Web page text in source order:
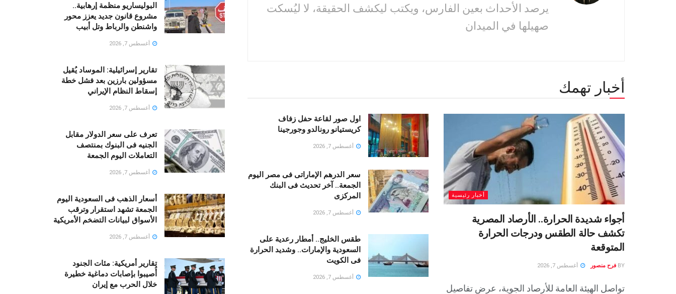
يرصد الأحداث بعين الفارس، ويكتب ليكشف الحقيقة، لا ليُسكت
صهيلها في الميدان
أخبار تهمك
أخبار رئيسية
أجواء شديدة الحرارة.. الأرصاد المصرية
تكشف حالة الطقس ودرجات الحرارة
المتوقعة
BY فرح منصور أغسطس 7, 2026
تواصل الهيئة العامة للأرصاد الجوية، عرض تفاصيل
اول صور لقاعة حفل زفاف
كريستيانو رونالدو وجورجينا
أغسطس 7, 2026
سعر الدرهم الإماراتى فى مصر اليوم
الجمعة.. آخر تحديث فى البنك
المركزى
أغسطس 7, 2026
طقس الخليج.. أمطار رعدية على
السعودية والإمارات.. وشديد الحرارة
فى الكويت
أغسطس 7, 2026
البوليساريو منظمة إرهابية..
مشروع قانون جديد يعزز محور
واشنطن والرباط وتل أبيب
أغسطس 7, 2026
تقارير إسرائيلية: الموساد يُقيل
مسؤولين بارزين بعد فشل خطة
إسقاط النظام الإيراني
أغسطس 7, 2026
تعرف على سعر الدولار مقابل
الجنيه فى البنوك بمنتصف
التعاملات اليوم الجمعة
أغسطس 7, 2026
أسعار الذهب فى السعودية اليوم
الجمعة تشهد استقرار وترقب
الأسواق لبيانات التضخم الأمريكية
أغسطس 7, 2026
تقارير أمريكية: مئات الجنود
أُصيبوا بإصابات دماغية خطيرة
خلال الحرب مع إيران